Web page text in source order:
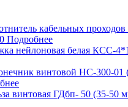
Подробнее